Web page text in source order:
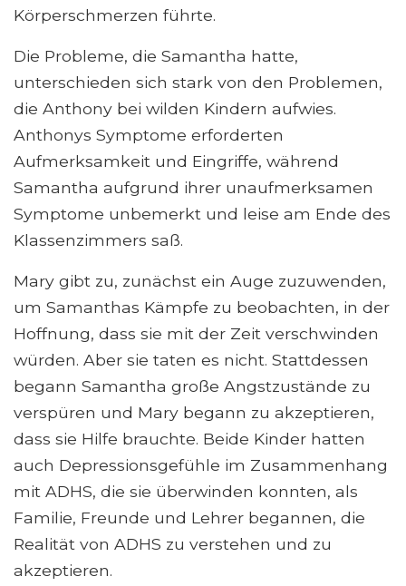
Körperschmerzen führte.
Die Probleme, die Samantha hatte,
unterschieden sich stark von den Problemen,
die Anthony bei wilden Kindern aufwies.
Anthonys Symptome erforderten
Aufmerksamkeit und Eingriffe, während
Samantha aufgrund ihrer unaufmerksamen
Symptome unbemerkt und leise am Ende des
Klassenzimmers saß.
Mary gibt zu, zunächst ein Auge zuzuwenden,
um Samanthas Kämpfe zu beobachten, in der
Hoffnung, dass sie mit der Zeit verschwinden
würden. Aber sie taten es nicht. Stattdessen
begann Samantha große Angstzustände zu
verspüren und Mary begann zu akzeptieren,
dass sie Hilfe brauchte. Beide Kinder hatten
auch Depressionsgefühle im Zusammenhang
mit ADHS, die sie überwinden konnten, als
Familie, Freunde und Lehrer begannen, die
Realität von ADHS zu verstehen und zu
akzeptieren.